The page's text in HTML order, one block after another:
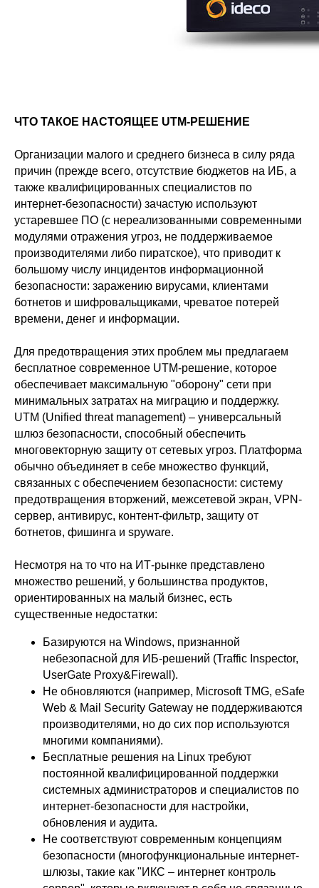
ЧТО ТАКОЕ НАСТОЯЩЕЕ UTM-РЕШЕНИЕ
Организации малого и среднего бизнеса в силу ряда
причин (прежде всего, отсутствие бюджетов на ИБ, а
также квалифицированных специалистов по
интернет-безопасности) зачастую используют
устаревшее ПО (с нереализованными современными
модулями отражения угроз, не поддерживаемое
производителями либо пиратское), что приводит к
большому числу инцидентов информационной
безопасности: заражению вирусами, клиентами
ботнетов и шифровальщиками, чреватое потерей
времени, денег и информации.
Для предотвращения этих проблем мы предлагаем
бесплатное современное UTM-решение, которое
обеспечивает максимальную "оборону" сети при
минимальных затратах на миграцию и поддержку.
UTM (Unified threat management) – универсальный
шлюз безопасности, способный обеспечить
многовекторную защиту от сетевых угроз. Платформа
обычно объединяет в себе множество функций,
связанных с обеспечением безопасности: систему
предотвращения вторжений, межсетевой экран, VPN-
сервер, антивирус, контент-фильтр, защиту от
ботнетов, фишинга и spyware.
Несмотря на то что на ИТ-рынке представлено
множество решений, у большинства продуктов,
ориентированных на малый бизнес, есть
существенные недостатки:
Базируются на Windows, признанной
небезопасной для ИБ-решений (Traffic Inspector,
UserGate Proxy&Firewall).
Не обновляются (например, Microsoft TMG, eSafe
Web & Mail Security Gateway не поддерживаются
производителями, но до сих пор используются
многими компаниями).
Бесплатные решения на Linux требуют
постоянной квалифицированной поддержки
системных администраторов и специалистов по
интернет-безопасности для настройки,
обновления и аудита.
Не соответствуют современным концепциям
безопасности (многофункциональные интернет-
шлюзы, такие как "ИКС – интернет контроль
+7 (800) 555-33-40
expert@ideco.ru
Внедрения
Клиентский сервис
Продление лицензий
Обучение в вузах
Партнеры
О компании
Новости
Признание и аналитика
Карьера в Ideco
Инвесторам
Календари
Ideco NGFW Novum
Сертификация ФСТЭК
Документация
Сравнение версий
DNS Security в NGFW
Релизы Ideco
Информационная
безопасность в решениях
ВКонтакте
Rutube
MAX
Файрвольная
Ideco NGFW
620 066, Россия, г. Екатеринбург,
ИНН 6670208848
ООО «Айдеко»
Продукт развивается
Содействия Инновациям